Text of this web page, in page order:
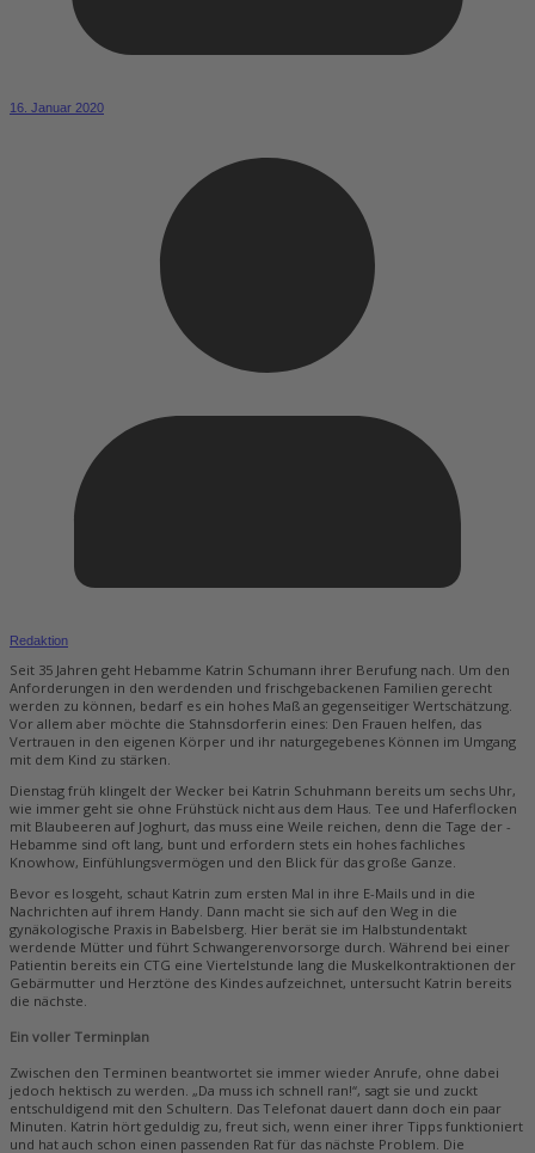
16. Januar 2020
Redaktion
Seit 35 Jahren geht ­Hebamme Katrin Schumann ihrer Berufung nach. Um den
Anforderungen in den werdenden und frischgebackenen Familien gerecht
werden zu können, bedarf es ein hohes Maß an gegenseitiger Wertschätzung.
Vor allem aber möchte die Stahnsdorferin eines: Den Frauen helfen, das
Vertrauen in den eigenen Körper und ihr naturgegebenes Können im Umgang
mit dem Kind zu stärken.
Dienstag früh klingelt der Wecker bei Katrin Schuhmann bereits um sechs Uhr,
wie immer geht sie ohne Frühstück nicht aus dem Haus. Tee und Haferflocken
mit Blaubeeren auf Joghurt, das muss eine Weile reichen, denn die Tage der ­
Hebamme sind oft lang, bunt und erfordern stets ein hohes fachliches
Knowhow, Einfühlungsvermögen und den Blick für das große Ganze.
Bevor es losgeht, schaut Katrin zum ersten Mal in ihre E-Mails und in die
Nachrichten auf ihrem Handy. Dann macht sie sich auf den Weg in die
gynäkologische Praxis in Babelsberg. Hier berät sie im Halbstundentakt
werdende Mütter und führt Schwangerenvorsorge durch. Während bei einer
Patientin bereits ein CTG eine Viertelstunde lang die Muskelkontraktionen der
Gebärmutter und Herztöne des Kindes aufzeichnet, untersucht Katrin bereits
die nächste.
Ein voller Terminplan
Zwischen den Terminen beantwortet sie immer wieder Anrufe, ohne dabei
jedoch hektisch zu werden. „Da muss ich schnell ran!“, sagt sie und zuckt
entschuldigend mit den Schultern. Das Telefonat dauert dann doch ein paar
Minuten. Katrin hört geduldig zu, freut sich, wenn einer ihrer Tipps funktioniert
und hat auch schon einen passenden Rat für das nächste Problem. Die